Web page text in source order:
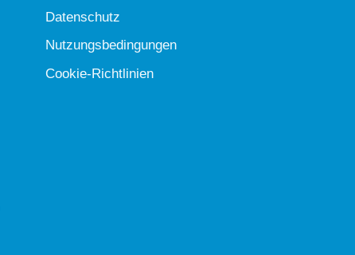
Datenschutz
Nutzungsbedingungen
Cookie-Richtlinien